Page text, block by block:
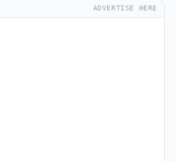
ADVERTISE HERE